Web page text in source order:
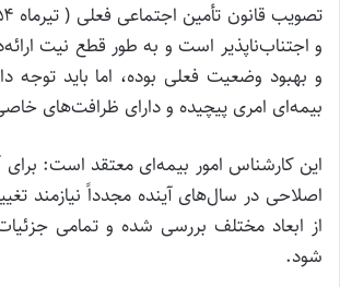
و اجتناب‌ناپذیر است و به طور قطع نیت
و بهبود وضعیت فعلی بوده، اما باید
بیمه‌ای امری پیچیده و دارای ظرافت‌های
این کارشناس امور بیمه‌ای معتقد است:
اصلاحی در سال‌های آینده مجدداً نیازمند
از ابعاد مختلف بررسی شده و تمامی
شود.